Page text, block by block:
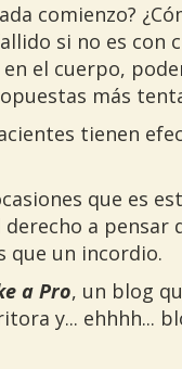
comienzo?
si no es con
el cuerpo,
más
tienen
que es
a
que un incordio.
a Pro, un blog
y... ehhhh...